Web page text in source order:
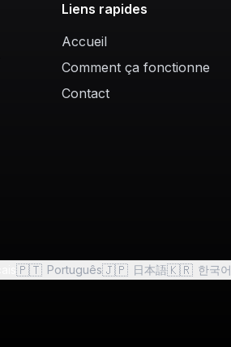
Liens rapides
Accueil
Comment ça fonctionne
Contact
🇵🇹 Português🇯🇵 日本語🇰🇷 한국어